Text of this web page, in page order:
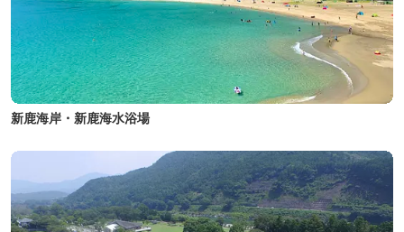
新鹿海岸・新鹿海水浴場